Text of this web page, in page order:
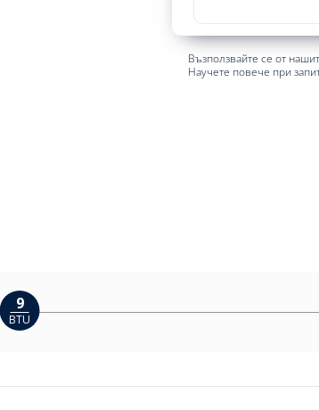
Възползвайте се от
Научете повече при
9
BTU